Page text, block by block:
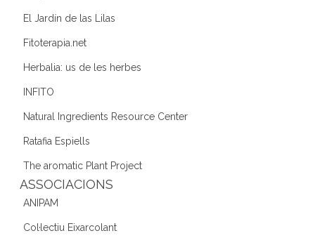
El Jardín de las Lilas
Fitoterapia.net
Herbalia: us de les herbes
INFITO
Natural Ingredients Resource Center
Ratafia Espiells
The aromatic Plant Project
ASSOCIACIONS
ANIPAM
Col·lectiu Eixarcolant